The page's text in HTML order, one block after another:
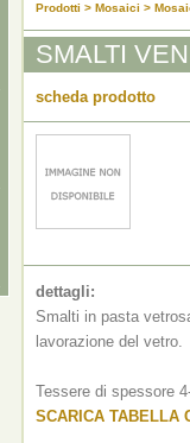
Prodotti > Mosaici >
SMALTI
scheda prodotto
dettagli:
Smalti in pasta
lavorazione del vetro.
Tessere di spessore
SCARICA TABELLA